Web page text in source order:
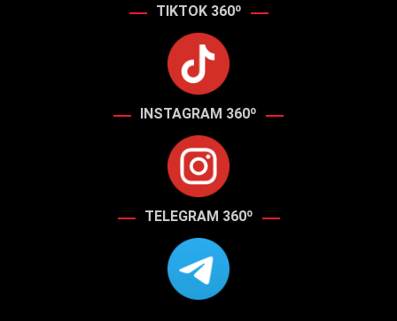
TIKTOK 360º
INSTAGRAM 360º
TELEGRAM 360º